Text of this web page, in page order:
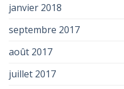
janvier 2018
septembre 2017
août 2017
juillet 2017